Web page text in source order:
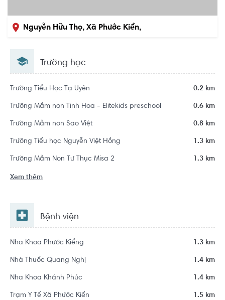
Nguyễn Hữu Thọ, Xã Phước Kiển,
Trường học
Trường Tiểu Học Tạ Uyên 0.2 km
Trường Mầm non Tinh Hoa - Elitekids preschool 0.6 km
Trường Mầm non Sao Việt 0.8 km
Trường Tiểu học Nguyễn Việt Hồng 1.3 km
Trường Mầm Non Tư Thục Misa 2 1.3 km
Xem thêm
Bệnh viện
Nha Khoa Phước Kiểng 1.3 km
Nhà Thuốc Quang Nghị 1.4 km
Nha Khoa Khánh Phúc 1.4 km
Trạm Y Tế Xã Phước Kiển 1.5 km